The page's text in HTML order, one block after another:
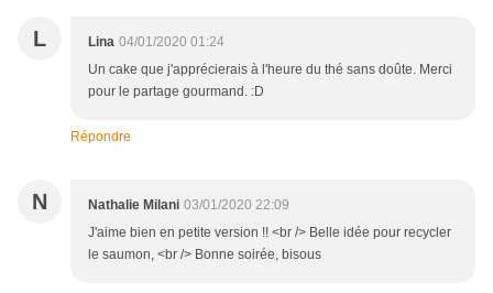
L Lina 04/01/2020 01:24
Un cake que j'apprécierais à l'heure du thé sans doûte. Merci
pour le partage gourmand. :D
Répondre
N Nathalie Milani 03/01/2020 22:09
J'aime bien en petite version !! <br /> Belle idée pour recycler
le saumon, <br /> Bonne soirée, bisous